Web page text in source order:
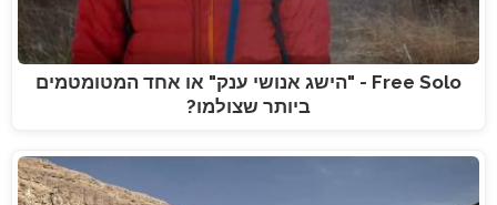
Free Solo - "הישג אנושי ענק" או אחד המטומטמים
ביותר שצולמו?